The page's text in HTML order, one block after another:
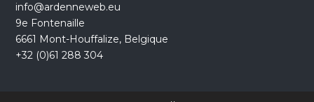
info@ardenneweb.eu
9e Fontenaille
6661 Mont-Houffalize, Belgique
+32 (0)61 288 304